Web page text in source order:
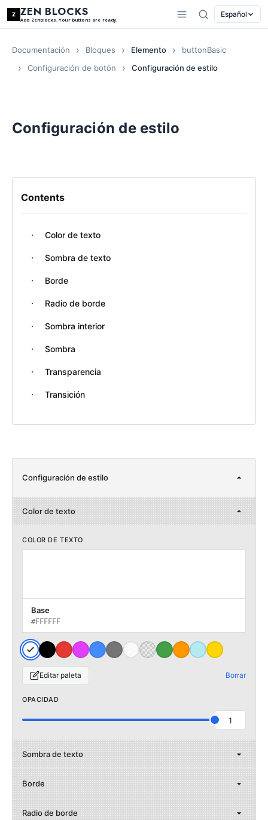
ZEN BLOCKS
Add Zenblocks. Your buttons are ready.
Español
Documentación Bloques Elemento
buttonBasic
Configuración de botón
Configuración de estilo
Configuración de estilo
Contents
Color de texto
Sombra de texto
Borde
Radio de borde
Sombra interior
Sombra
Transparencia
Transición
Configuración de estilo
Color de texto
COLOR DE TEXTO
Base
#FFFFFF
Editar paleta Borrar
OPACIDAD
1
Sombra de texto
Borde
Radio de borde